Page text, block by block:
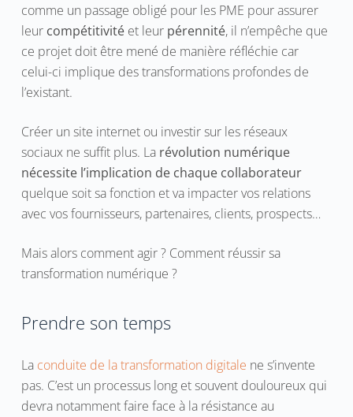
comme un passage obligé pour les PME pour assurer
leur compétitivitéet leur pérennité, il n’empêche que
ce projet doit être mené de manière réfléchie car
celui-ci implique des transformations profondes de
l’existant.
Créer un site internet ou investir sur les réseaux
sociaux ne suffit plus. La révolution numérique
nécessite l’implication de chaque collaborateur
quelque soit sa fonction et va impacter vos relations
avec vos fournisseurs, partenaires, clients, prospects…
Mais alors comment agir ? Comment réussir sa
transformation numérique ?
Prendre son temps
La conduite de la transformation digitale ne s’invente
pas. C’est un processus long et souvent douloureux qui
devra notamment faire face à la résistance au